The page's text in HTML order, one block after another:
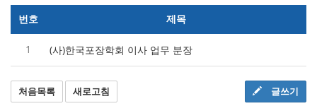
번호 제목
1 (사)한국포장학회 이사 업무 분장
처음목록 새로고침 글쓰기